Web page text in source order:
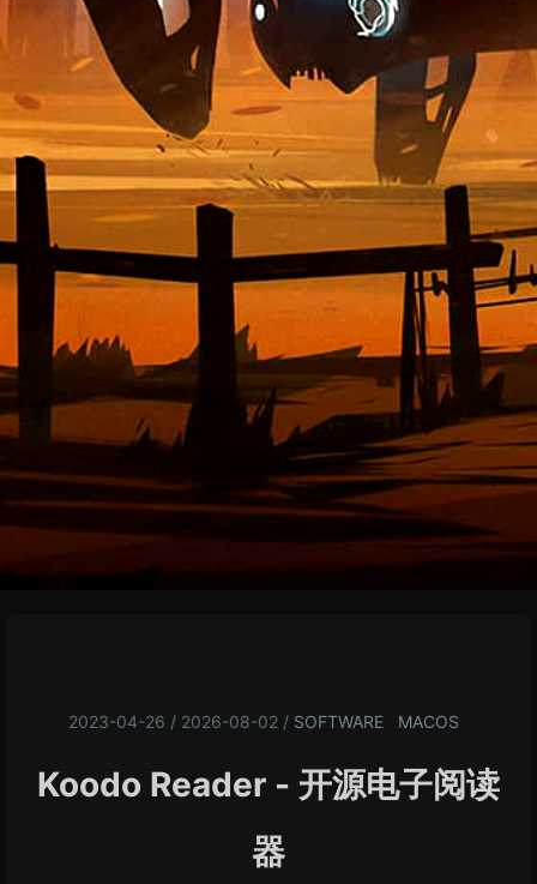
2023-04-26 / 2026-08-02 / SOFTWARE MACOS
Koodo Reader - 开源电子阅读
器